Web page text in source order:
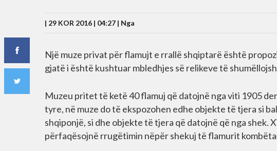
| 29 KOR 2016 | 04:27 | Nga
Një muze privat për flamujt e rrallë shqiptarë është
gjatë i është kushtuar mbledhjes së relikeve të
Muzeu pritet të ketë 40 flamuj që datojnë nga viti 1905
tyre, në muze do të ekspozohen edhe objekte të tjera si
shqiponjë, si dhe objekte të tjera që datojnë që nga shek.
përfaqësojnë rrugëtimin nëpër shekuj të flamurit